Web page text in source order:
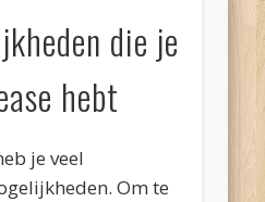
die je
hebt
je veel
Om te